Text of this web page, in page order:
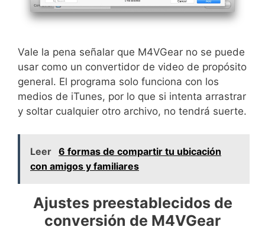
Vale la pena señalar que M4VGear no se puede
usar como un convertidor de video de propósito
general. El programa solo funciona con los
medios de iTunes, por lo que si intenta arrastrar
y soltar cualquier otro archivo, no tendrá suerte.
Leer 6 formas de compartir tu ubicación
con amigos y familiares
Ajustes preestablecidos de
conversión de M4VGear